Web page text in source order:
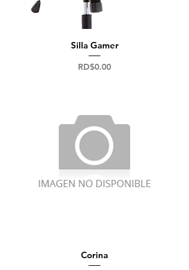
Silla Gamer
Precio
RD$0.00
Corina